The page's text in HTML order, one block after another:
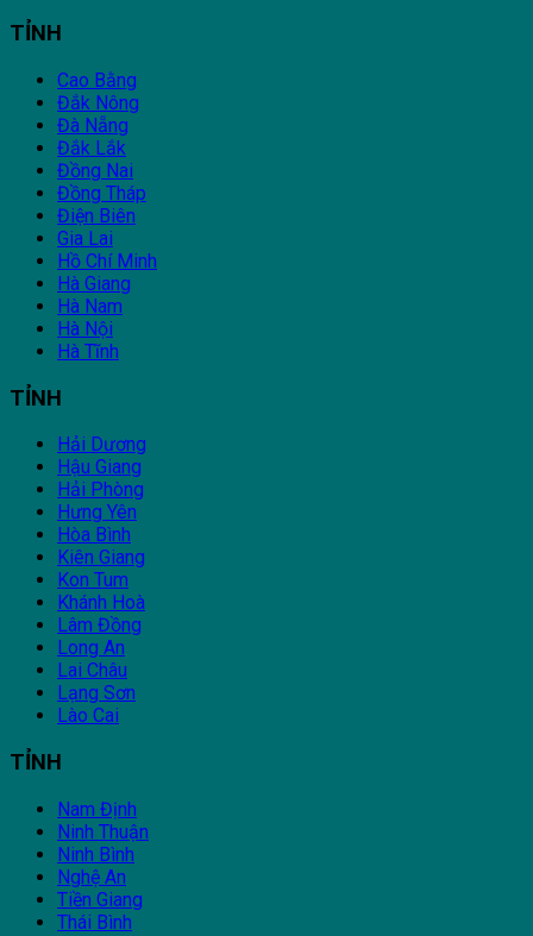
TỈNH
Cao Bằng
Đắk Nông
Đà Nẵng
Đắk Lắk
Đồng Nai
Đồng Tháp
Điện Biên
Gia Lai
Hồ Chí Minh
Hà Giang
Hà Nam
Hà Nội
Hà Tĩnh
TỈNH
Hải Dương
Hậu Giang
Hải Phòng
Hưng Yên
Hòa Bình
Kiên Giang
Kon Tum
Khánh Hoà
Lâm Đồng
Long An
Lai Châu
Lạng Sơn
Lào Cai
TỈNH
Nam Định
Ninh Thuận
Ninh Bình
Nghệ An
Tiền Giang
Thái Bình